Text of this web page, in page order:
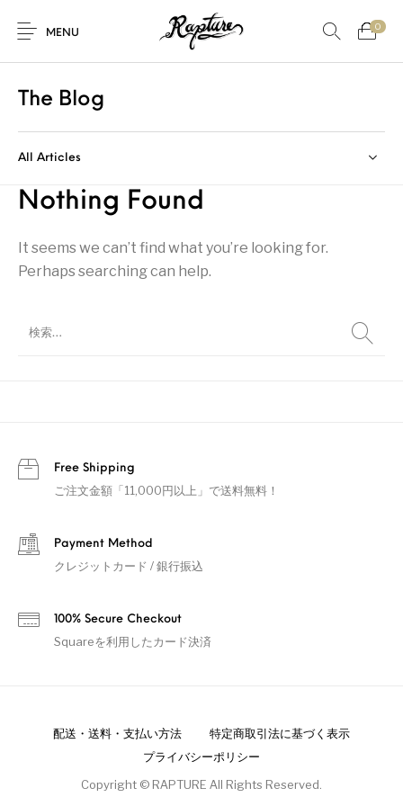
MENU
0
The Blog
All Articles
Nothing Found
It seems we can’t find what you’re looking for.
Perhaps searching can help.
Free Shipping
ご注文金額「11,000円以上」で送料無料！
Payment Method
クレジットカード / 銀行振込
100% Secure Checkout
Squareを利用したカード決済
配送・送料・支払い方法
特定商取引法に基づく表示
プライバシーポリシー
Copyright © RAPTURE All Rights Reserved.